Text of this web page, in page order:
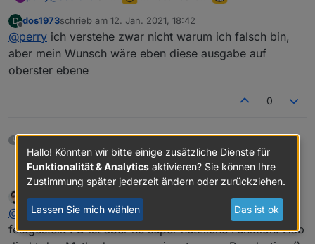
D dos1973schrieb am 12. Jan. 2021, 18:42
zuletzt editiert von
@perry ich verstehe zwar nicht warum ich falsch bin,
aber mein Wunsch wäre eben diese ausgabe auf
oberster ebene
0
etwa einem Monat später
dslraser@s-bormann sagte inWunschliste Blockly-Elemente
@ dslraserBei mir kann ich die ms nur fest
einstellen und nicht als Variable "einklicken"
Hier mal ein Beispiel wo ich das mit Lampen probiert
Offline
madjack84schrieb am13. Feb. 2021, 12:51
zuletzt editiert von
@ dslrasergenau das gleiche habe ich auch grade
festgestellt : D ist aber ne super nützliche Funktion. Hab
Hallo! Könnten wir bitte einige zusätzliche Dienste für
Funktionalität & Analytics aktivieren? Sie können Ihre
Zustimmung später jederzeit ändern oder zurückziehen.
Lassen Sie mich wählen Das ist ok